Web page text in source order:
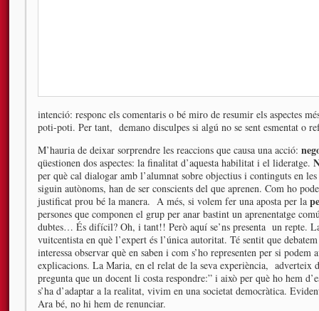
intenció: responc els comentaris o bé miro de resumir els aspectes
poti-poti. Per tant, demano disculpes si algú no se sent esmentat o
M’hauria de deixar sorprendre les reaccions que causa una acció:
qüestionen dos aspectes: la finalitat d’aquesta habilitat i el lideratge.
per què cal dialogar amb l’alumnat sobre objectius i continguts en les
siguin autònoms, han de ser conscients del que aprenen. Com ho
justificat prou bé la manera. A més, si volem fer una aposta per la
persones que componen el grup per anar bastint un aprenentatge
dubtes… És difícil? Oh, i tant!! Però aquí se’ns presenta un repte.
vuitcentista en què l’expert és l’única autoritat. Té sentit que
interessa observar què en saben i com s’ho representen per si
explicacions. La Maria, en el relat de la seva experiència, adverteix
pregunta que un docent li costa respondre:” i això per què ho hem
s’ha d’adaptar a la realitat, vivim en una societat democràtica.
Ara bé, no hi hem de renunciar.